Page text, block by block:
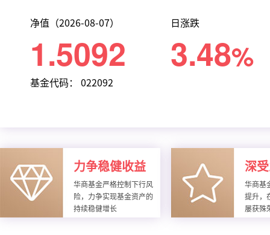
净值（2026-08-07）
1.5092
基金代码： 022092
日涨跌
3.48%
力争稳健收益
华商基金严格控制下行风
险，力争实现基金资产的
持续稳健增长
深
华商基
提升，
屡获殊